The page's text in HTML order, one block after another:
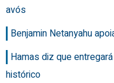
avós
Benjamin Netanyahu
Hamas diz que
histórico